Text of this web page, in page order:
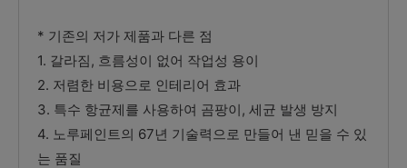
* 기존의 저가 제품과 다른 점
1. 갈라짐, 흐름성이 없어 작업성 용이
2. 저렴한 비용으로 인테리어 효과
3. 특수 항균제를 사용하여 곰팡이, 세균 발생 방지
4. 노루페인트의 67년 기술력으로 만들어 낸 믿을 수 있
는 품질